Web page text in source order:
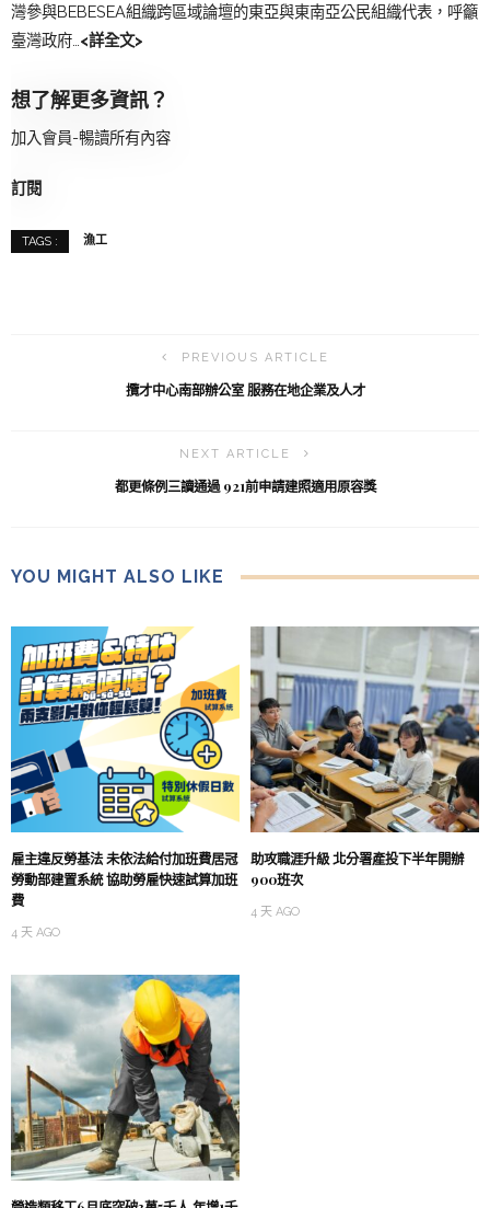
灣參與BEBESEA組織跨區域論壇的東亞與東南亞公民組織代表，呼籲
臺灣政府…<詳全文>
想了解更多資訊？
加入會員-暢讀所有內容
訂閱
TAGS : 漁工
PREVIOUS ARTICLE
攬才中心南部辦公室 服務在地企業及人才
NEXT ARTICLE
都更條例三讀通過 921前申請建照適用原容獎
YOU MIGHT ALSO LIKE
雇主違反勞基法 未依法給付加班費居冠
勞動部建置系統 協助勞雇快速試算加班
費
4 天 AGO
助攻職涯升級 北分署產投下半年開辦
900班次
4 天 AGO